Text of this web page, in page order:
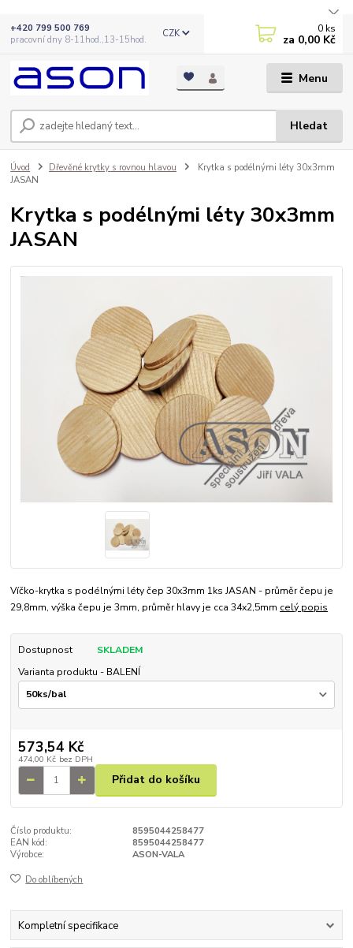
Menu
CZK
Hledat
+420 799 500 769
pracovní dny 8-11hod.,13-15hod.
0 ks
za 0,00 Kč
Úvod Dřevěné krytky s rovnou hlavou
Krytka s podélnými léty 30x3mm
JASAN
Krytka s podélnými léty 30x3mm
JASAN
Víčko-krytka s podélnými léty čep 30x3mm 1ks JASAN - průměr čepu je
29,8mm, výška čepu je 3mm, průměr hlavy je cca 34x2,5mm celý popis
Dostupnost
SKLADEM
Varianta produktu - BALENÍ
573,54 Kč
474,00 Kč bez DPH
Přidat do košíku
Číslo produktu:
8595044258477
EAN kód:
8595044258477
Výrobce:
ASON-VALA
Do oblíbených
Kompletní specifikace